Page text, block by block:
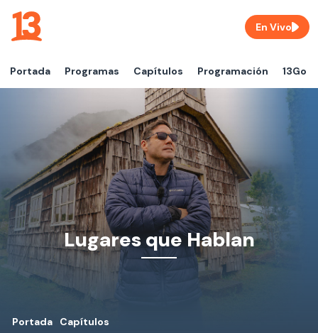
Portada Programas Capítulos Programación 13Go
En Vivo
Lugares que Hablan
Portada Capítulos